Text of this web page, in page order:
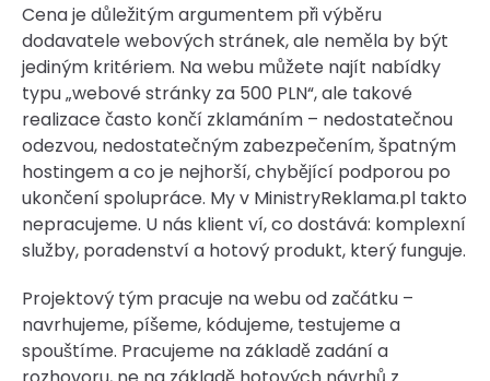
Cena je důležitým argumentem při výběru
dodavatele webových stránek, ale neměla by být
jediným kritériem. Na webu můžete najít nabídky
typu „webové stránky za 500 PLN“, ale takové
realizace často končí zklamáním – nedostatečnou
odezvou, nedostatečným zabezpečením, špatným
hostingem a co je nejhorší, chybějící podporou po
ukončení spolupráce. My v MinistryReklama.pl takto
nepracujeme. U nás klient ví, co dostává: komplexní
služby, poradenství a hotový produkt, který funguje.
Projektový tým pracuje na webu od začátku –
navrhujeme, píšeme, kódujeme, testujeme a
spouštíme. Pracujeme na základě zadání a